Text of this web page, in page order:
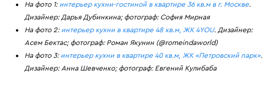
На фото 1: интерьер кухни-гостиной в квартире 36 кв.м в г. Москве.
Дизайнер: Дарья Дубинкина; фотограф: София Мирная
На фото 2: интерьер кухни в квартире 48 кв.м, ЖК 4YOU. Дизайнер:
Асем Бектас; фотограф: Роман Якунин (@romeindaworld)
На фото 3: интерьер кухни в квартире 40 кв.м, ЖК «Петровский парк».
Дизайнер: Анна Шевченко; фотограф: Евгений Кулибаба